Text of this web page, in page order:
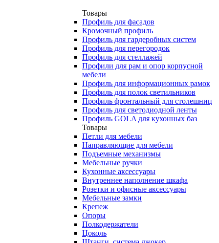
Товары
Профиль для фасадов
Кромочный профиль
Профиль для гардеробных систем
Профиль для перегородок
Профиль для стеллажей
Профили для рам и опор корпусной
мебели
Профиль для информационных рамок
Профиль для полок светильников
Профиль фронтальный для столешниц
Профиль для светодиодной ленты
Профиль GOLA для кухонных баз
Товары
Петли для мебели
Направляющие для мебели
Подъемные механизмы
Мебельные ручки
Кухонные аксессуары
Внутреннее наполнение шкафа
Розетки и офисные аксессуары
Мебельные замки
Крепеж
Опоры
Полкодержатели
Цоколь